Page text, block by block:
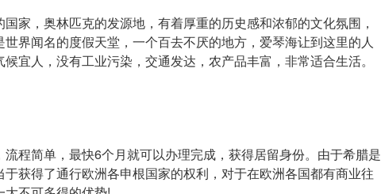
，奥林匹克的发源地，有着厚重的历史感和浓郁的文化氛围，
界闻名的度假天堂，一个百去不厌的地方，爱琴海让到这里的人
宜人，没有工业污染，交通发达，农产品丰富，非常适合生活。
简单，最快6个月就可以办理完成，获得居留身份。由于希腊是
获得了通行欧洲各申根国家的权利，对于在欧洲各国都有商业往